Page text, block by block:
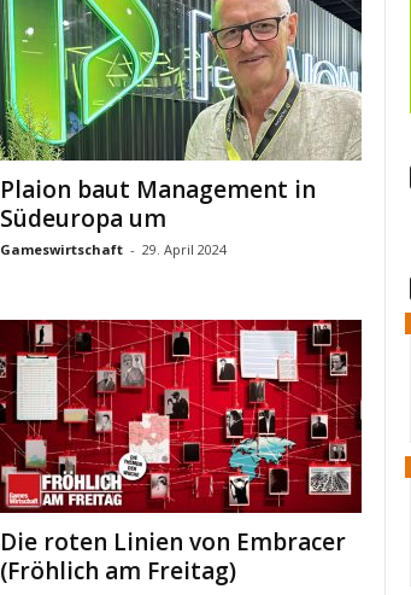
Plaion baut Management in
Südeuropa um
Gameswirtschaft - 29. April 2024
Die roten Linien von Embracer
(Fröhlich am Freitag)